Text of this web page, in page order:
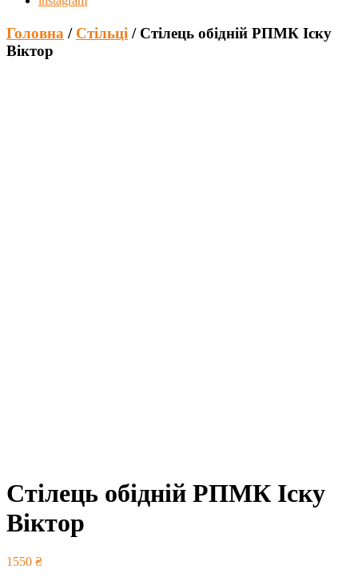
Головна / Стільці / Стілець обідній РПМК Іску
Віктор
Стілець обідній РПМК Іску
Віктор
1550 ₴